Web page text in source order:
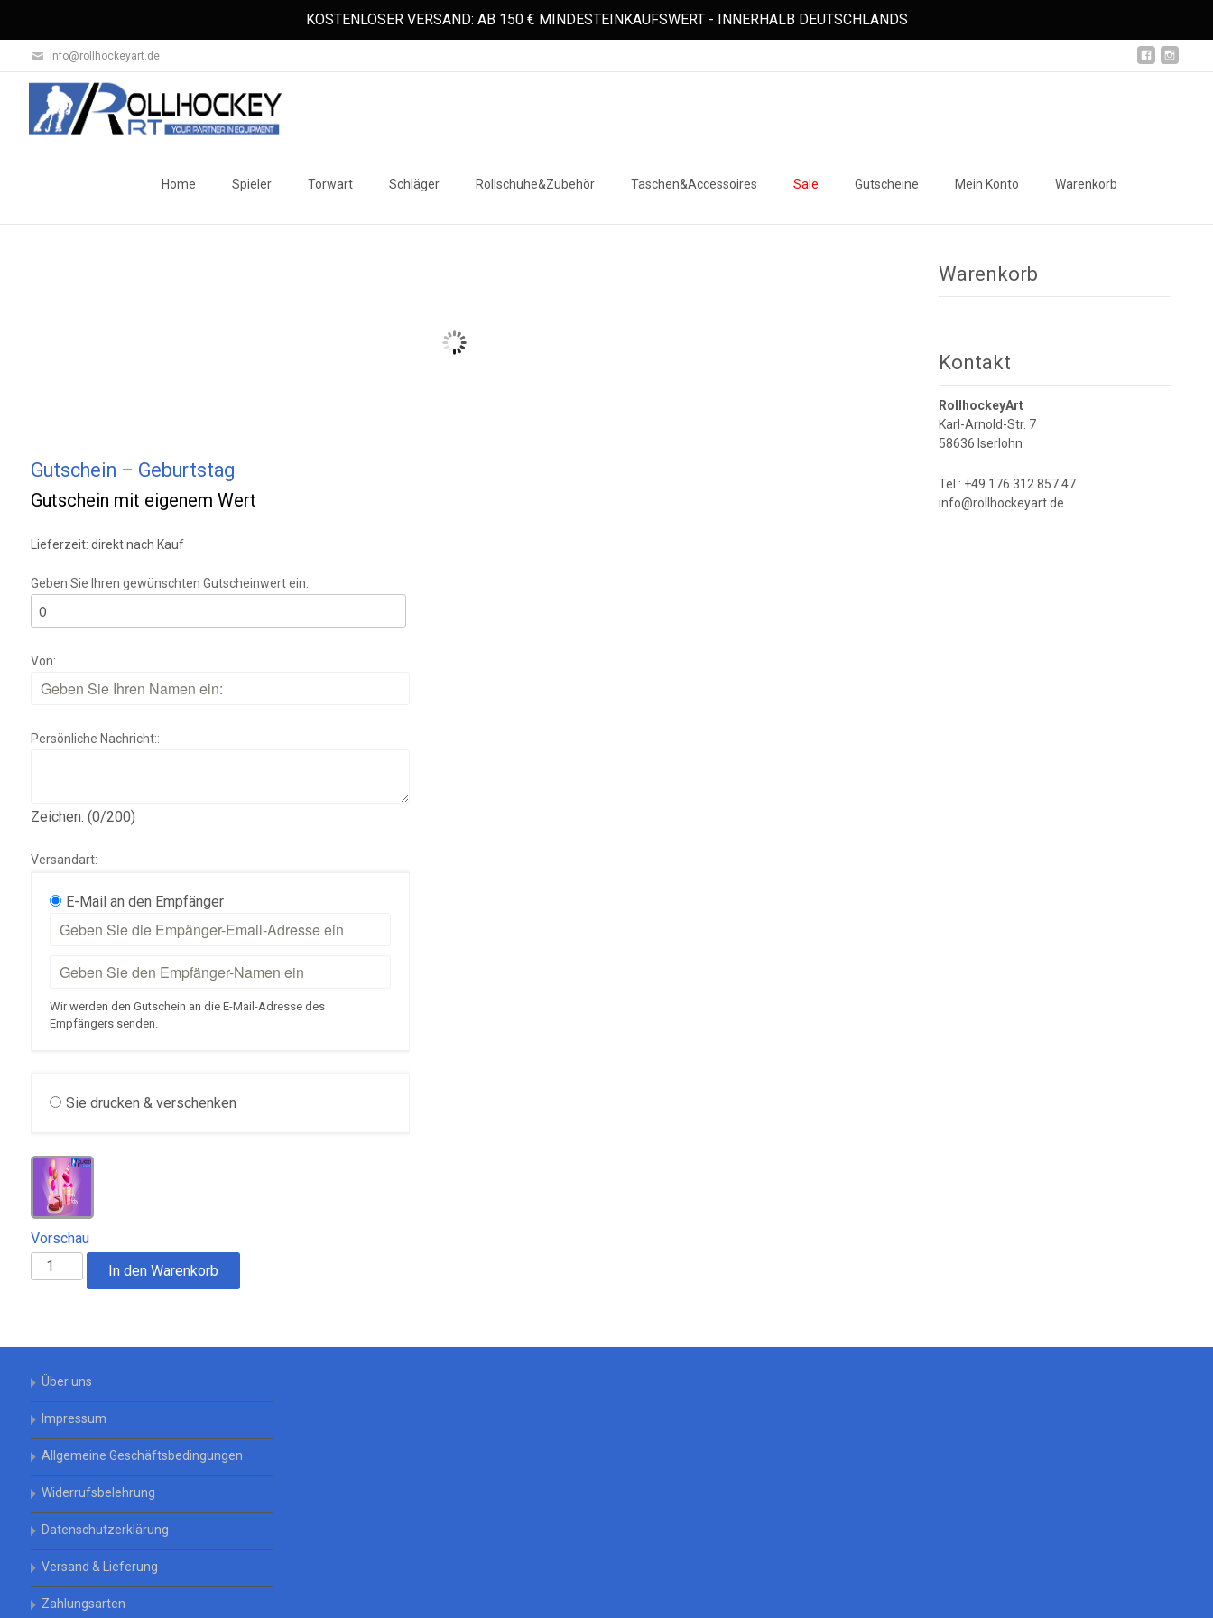
KOSTENLOSER VERSAND: AB 150 € MINDESTEINKAUFSWERT - INNERHALB DEUTSCHLANDS
info@rollhockeyart.de
Home Spieler Torwart Schläger Rollschuhe&Zubehör Taschen&Accessoires Sale Gutscheine Mein Konto Warenkorb
Gutschein – Geburtstag
Gutschein mit eigenem Wert
Lieferzeit: direkt nach Kauf
Geben Sie Ihren gewünschten Gutscheinwert ein::
Von:
Persönliche Nachricht::
Zeichen: (0/200)
Versandart:
E-Mail an den Empfänger
Wir werden den Gutschein an die E-Mail-Adresse des
Empfängers senden.
Sie drucken & verschenken
Vorschau
Gutschein
-
In den Warenkorb
Warenkorb
Kontakt
RollhockeyArt
Karl-Arnold-Str. 7
58636 Iserlohn
Tel.: +49 176 312 857 47
info@rollhockeyart.de
Über uns
Impressum
Allgemeine Geschäftsbedingungen
Widerrufsbelehrung
Datenschutzerklärung
Versand & Lieferung
Zahlungsarten